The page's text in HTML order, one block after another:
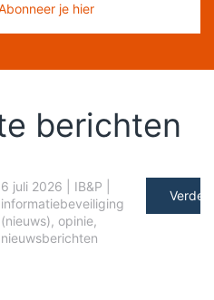
je hier
berichten
6 juli 2026 IB&P
informatiebeveiliging
(nieuws), opinie,
nieuwsberichten
Verder